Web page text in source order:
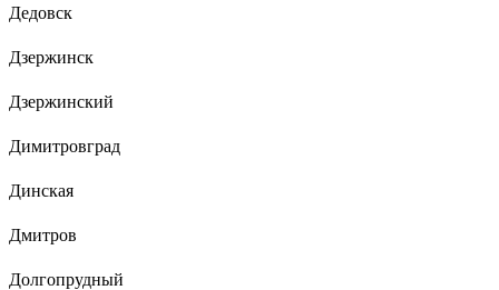
Дедовск
Дзержинск
Дзержинский
Димитровград
Динская
Дмитров
Долгопрудный